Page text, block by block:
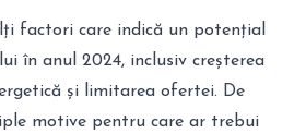
factori care indică un potențial
în anul 2024, inclusiv creșterea
și limitarea ofertei. De
motive pentru care ar trebui